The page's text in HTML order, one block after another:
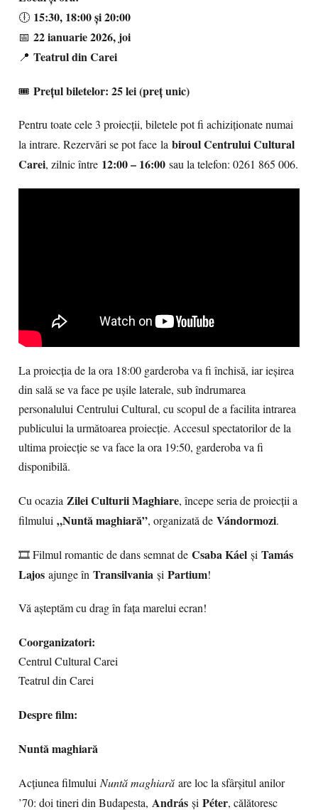
🕕 15:30, 18:00 și 20:00
📅 22 ianuarie 2026, joi
📍 Teatrul din Carei
🎟 Prețul biletelor: 25 lei (preț unic)
Pentru toate cele 3 proiecții, biletele pot fi achiziționate numai
la intrare. Rezervări se pot face la biroul Centrului Cultural
Carei, zilnic între 12:00 – 16:00 sau la telefon: 0261 865 006.
La proiecția de la ora 18:00 garderoba va fi închisă, iar ieșirea
din sală se va face pe ușile laterale, sub îndrumarea
personalului Centrului Cultural, cu scopul de a facilita intrarea
publicului la următoarea proiecție. Accesul spectatorilor de la
ultima proiecție se va face la ora 19:50, garderoba va fi
disponibilă.
Cu ocazia Zilei Culturii Maghiare, începe seria de proiecții a
filmului „Nuntă maghiară”, organizată de Vándormozi.
🎞 Filmul romantic de dans semnat de Csaba Káel și Tamás
Lajos ajunge în Transilvania și Partium!
Vă așteptăm cu drag în fața marelui ecran!
Coorganizatori:
Centrul Cultural Carei
Teatrul din Carei
Despre film:
Nuntă maghiară
Acțiunea filmului Nuntă maghiară are loc la sfârșitul anilor
’70: doi tineri din Budapesta, András și Péter, călătoresc